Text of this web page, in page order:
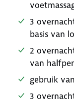
3
basis van
2
van
gebruik
3